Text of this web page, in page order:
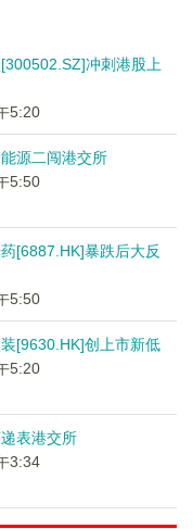
[300502.SZ]冲刺港股上
5:20
源二闯港交所
5:50
[6887.HK]暴跌后大反
5:50
装[9630.HK]创上市新低
5:20
表港交所
3:34